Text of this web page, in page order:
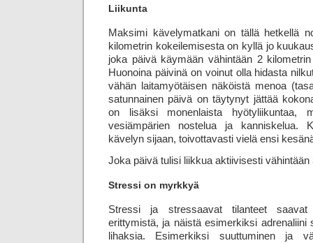
Liikunta
Maksimi kävelymatkani on tällä hetkellä
kilo­metrin kokeilemisesta on kyllä jo
joka päivä käymään vähintään 2
Huonoina päivinä on voinut olla hidasta
vähän laitamyötäisen näköistä menoa
satunnainen päivä on täytynyt jättää
on lisäksi monenlaista hyötyliikuntaa,
vesiämpärien nostelua ja kanniskelua.
kävelyn sijaan, toivottavasti vielä ensi
Joka päivä tulisi liikkua aktiivisesti vähintään
Stressi on myrkkyä
Stressi ja stressaavat tilanteet saavat
erittymistä, ja näistä esimerkiksi adrenaliini
lihaksia. Esimerkiksi suuttuminen ja